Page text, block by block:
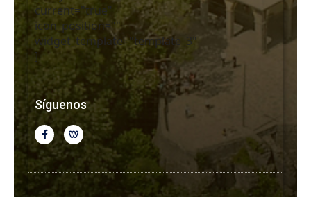
current="true"
icon_position=""
widget_template="template_3"
]
Síguenos